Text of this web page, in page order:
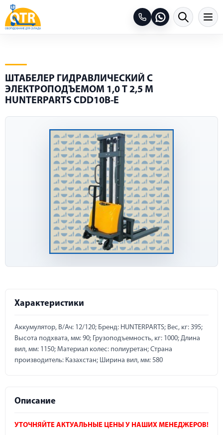
ШТАБЕЛЕР ГИДРАВЛИЧЕСКИЙ С
ЭЛЕКТРОПОДЪЕМОМ 1,0 Т 2,5 М
HUNTERPARTS CDD10B-E
Характеристики
Аккумулятор, В/Ач: 12/120; Бренд: HUNTERPARTS; Вес, кг: 395;
Высота подхвата, мм: 90; Грузоподъемность, кг: 1000; Длина
вил, мм: 1150; Материал колес: полиуретан; Страна
производитель: Казахстан; Ширина вил, мм: 580
Описание
УТОЧНЯЙТЕ АКТУАЛЬНЫЕ ЦЕНЫ У НАШИХ МЕНЕДЖЕРОВ!